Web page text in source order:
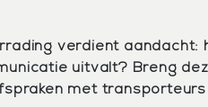
verdient
uitvalt? Breng
met